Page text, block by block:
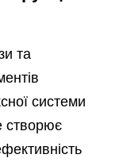
та
системи
створює